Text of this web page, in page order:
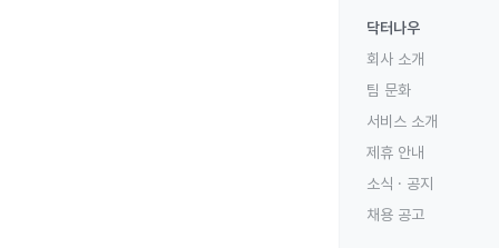
닥터나우
회사 소개
팀 문화
서비스 소개
제휴 안내
소식 · 공지
채용 공고